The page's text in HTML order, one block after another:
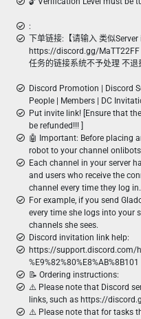
:
下单链接:【请输入 类似
https://discord.gg/
任务的链接系统不予处理 不退
Discord Promotion | Discord
People | Members | DC
Put invite link! [Ensure that
be refunded!!! ]
🤖 Important: Before placing
robot to your channel
Each channel in your server
and users who receive the
channel every time they log in.
For example, if you send
every time she logs into your
channels she sees.
Discord invitation link help:
https://
%E9%82%80%E8%AB%8B101
📝 Ordering instructions:
⚠️ Please note that Discord
links, such as https://
⚠️ Please note that for tasks